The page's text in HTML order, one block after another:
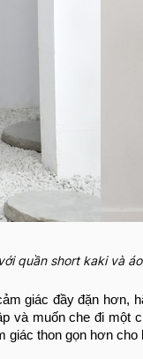
quần short kaki và
giác đầy đặn hơn,
và muốn che đi một
giác thon gọn hơn cho